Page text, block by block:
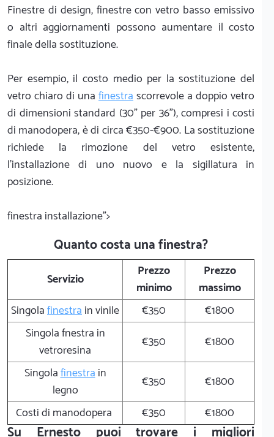
Finestre di design, finestre con vetro basso emissivo
o altri aggiornamenti possono aumentare il costo
finale della sostituzione.
Per esempio, il costo medio per la sostituzione del
vetro chiaro di una finestrascorrevole a doppio vetro
di dimensioni standard (30" per 36"), compresi i costi
di manodopera, è di circa €350-€900. La sostituzione
richiede la rimozione del vetro esistente,
l'installazione di uno nuovo e la sigillatura in
posizione.
finestra installazione">
Quanto costa una finestra?
Servizio
Prezzo
minimo
Prezzo
massimo
Singolafinestrain vinile €350
€1800
Singola fnestra in
vetroresina
€350
€1800
Singolafinestrain
legno
€350
€1800
Costi di manodopera
€350 €1800
Su Ernestopuoi trovare i migliori